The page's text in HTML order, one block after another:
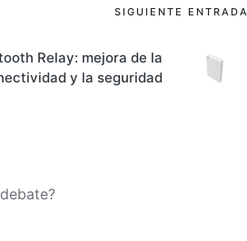
SIGUIENTE ENTRADA
Relay: mejora de la
y la seguridad